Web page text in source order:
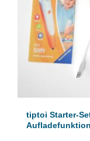
tiptoi Starter-
Aufladefunktion